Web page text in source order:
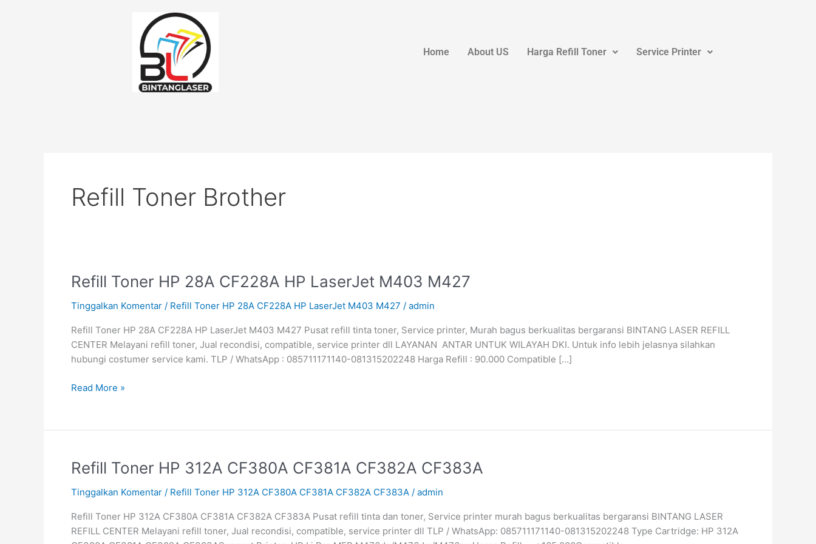
Home
About US Harga Refill Toner Service Printer
Refill Toner Brother
Refill Toner HP 28A CF228A HP LaserJet M403 M427
Tinggalkan Komentar / Refill Toner HP 28A CF228A HP LaserJet M403 M427 / admin
Refill Toner HP 28A CF228A HP LaserJet M403 M427 Pusat refill tinta toner, Service printer, Murah bagus berkualitas bergaransi BINTANG LASER REFILL
CENTER Melayani refill toner, Jual recondisi, compatible, service printer dll LAYANAN ANTAR UNTUK WILAYAH DKI. Untuk info lebih jelasnya silahkan
hubungi costumer service kami. TLP / WhatsApp : 085711171140-081315202248 Harga Refill : 90.000 Compatible […]
Refill
HP
CF228A
HP
LaserJet
M427
Read More »
Refill Toner HP 312A CF380A CF381A CF382A CF383A
Tinggalkan Komentar / Refill Toner HP 312A CF380A CF381A CF382A CF383A / admin
Refill Toner HP 312A CF380A CF381A CF382A CF383A Pusat refill tinta dan toner, Service printer murah bagus berkualitas bergaransi BINTANG LASER
REFILL CENTER Melayani refill toner, Jual recondisi, compatible, service printer dll TLP / WhatsApp: 085711171140-081315202248 Type Cartridge: HP 312A
Refill
HP
CF380A
CF381A